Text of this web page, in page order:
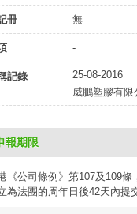
冊 無
-
記錄
25-08-2016
威鵬塑膠有限
報期限
《公司條例》第107及109
為法團的周年日後42天內提